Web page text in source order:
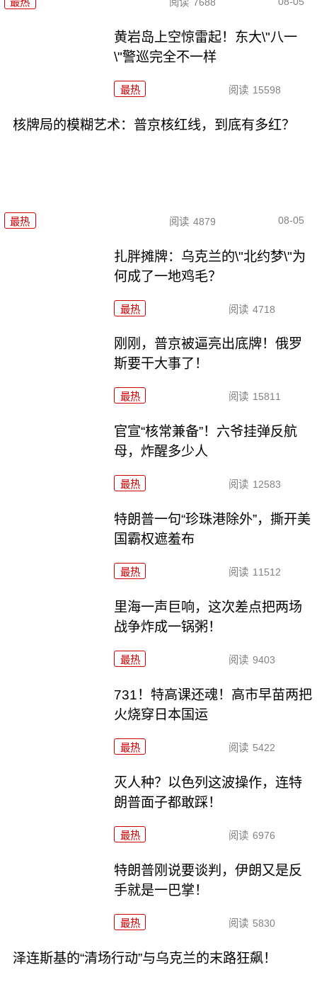
最热 阅读 7688
黄岩岛上空惊雷起！东大\"八一
\"警巡完全不一样
最热 阅读 15598
核牌局的模糊艺术：普京核红线，到底有多红？
最热 阅读 4879 08-05
扎胖摊牌：乌克兰的\"北约梦\"为
何成了一地鸡毛？
最热 阅读 4718
刚刚，普京被逼亮出底牌！俄罗
斯要干大事了！
最热 阅读 15811
官宣“核常兼备”！六爷挂弹反航
母，炸醒多少人
最热 阅读 12583
特朗普一句“珍珠港除外”，撕开美
国霸权遮羞布
最热 阅读 11512
里海一声巨响，这次差点把两场
战争炸成一锅粥！
最热 阅读 9403
731！特高课还魂！高市早苗两把
火烧穿日本国运
最热 阅读 5422
灭人种？以色列这波操作，连特
朗普面子都敢踩！
最热 阅读 6976
特朗普刚说要谈判，伊朗又是反
手就是一巴掌！
最热 阅读 5830
泽连斯基的“清场行动”与乌克兰的末路狂飙！